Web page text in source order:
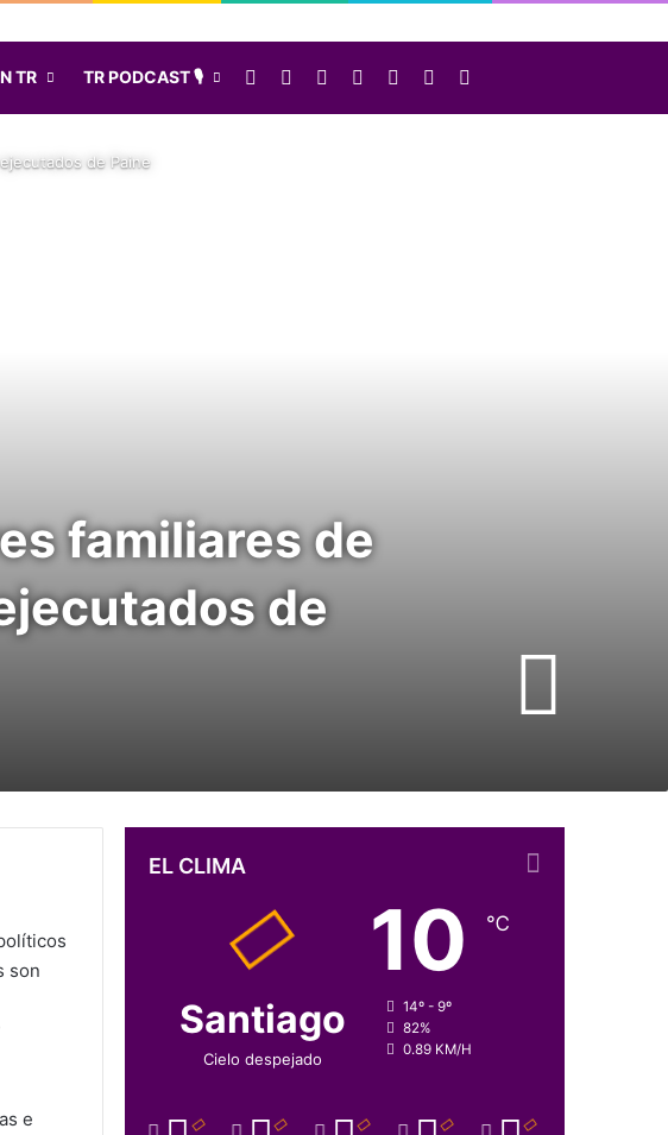
TR TR PODCAST 🎙️ Facebook LinkedInInstagramElige una nota al azar
Sidebar
de Paine
familiares de
de
son
e
EL CLIMA
Santiago
Cielo despejado
10 ℃
14º - 9º
82%
0.89 KM/H